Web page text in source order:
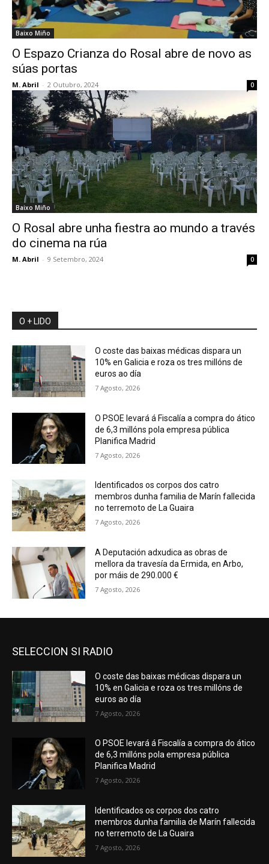
Baixo Miño
O Espazo Crianza do Rosal abre de novo as
súas portas
M. Abril - 2 Outubro, 2024 0
Baixo Miño
O Rosal abre unha fiestra ao mundo a través
do cinema na rúa
M. Abril - 9 Setembro, 2024 0
O + LIDO
O coste das baixas médicas dispara un
10% en Galicia e roza os tres millóns de
euros ao día
7 Agosto, 2026
O PSOE levará á Fiscalía a compra do ático
de 6,3 millóns pola empresa pública
Planifica Madrid
7 Agosto, 2026
Identificados os corpos dos catro
membros dunha familia de Marín fallecida
no terremoto de La Guaira
7 Agosto, 2026
A Deputación adxudica as obras de
mellora da travesía da Ermida, en Arbo,
por máis de 290.000 €
7 Agosto, 2026
SELECCION SI RADIO
O coste das baixas médicas dispara un
10% en Galicia e roza os tres millóns de
euros ao día
7 Agosto, 2026
O PSOE levará á Fiscalía a compra do ático
de 6,3 millóns pola empresa pública
Planifica Madrid
7 Agosto, 2026
Identificados os corpos dos catro
membros dunha familia de Marín fallecida
no terremoto de La Guaira
7 Agosto, 2026